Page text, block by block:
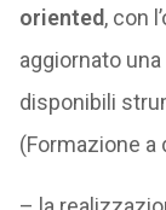
oriented, con
aggiornato
disponibili
(Formazione a